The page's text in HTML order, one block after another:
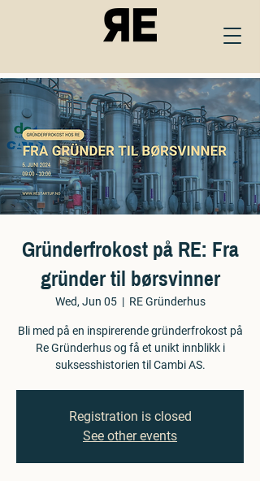
Gründerfrokost på RE: Fra
gründer til børsvinner
Wed, Jun 05
  |
RE Gründerhus
Bli med på en inspirerende gründerfrokost på
Re Gründerhus og få et unikt innblikk i
suksesshistorien til Cambi AS.
Registration is closed
See other events